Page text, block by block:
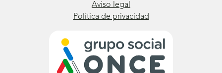
Aviso legal
Política de privacidad